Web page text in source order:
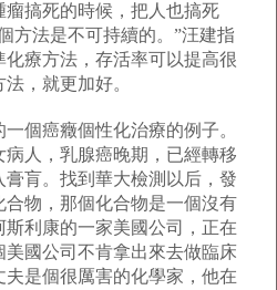
搞死的時候，把人也搞死
方法是不可持續的。”汪建指
療方法，存活率可以提高很
，就更加好。
個癌癥個性化治療的例子。
人，乳腺癌晚期，已經轉移
肓。找到華大檢測以后，發
物，那個化合物是一個沒有
利康的一家美國公司，正在
國公司不肯拿出來去做臨床
是個很厲害的化學家，他在